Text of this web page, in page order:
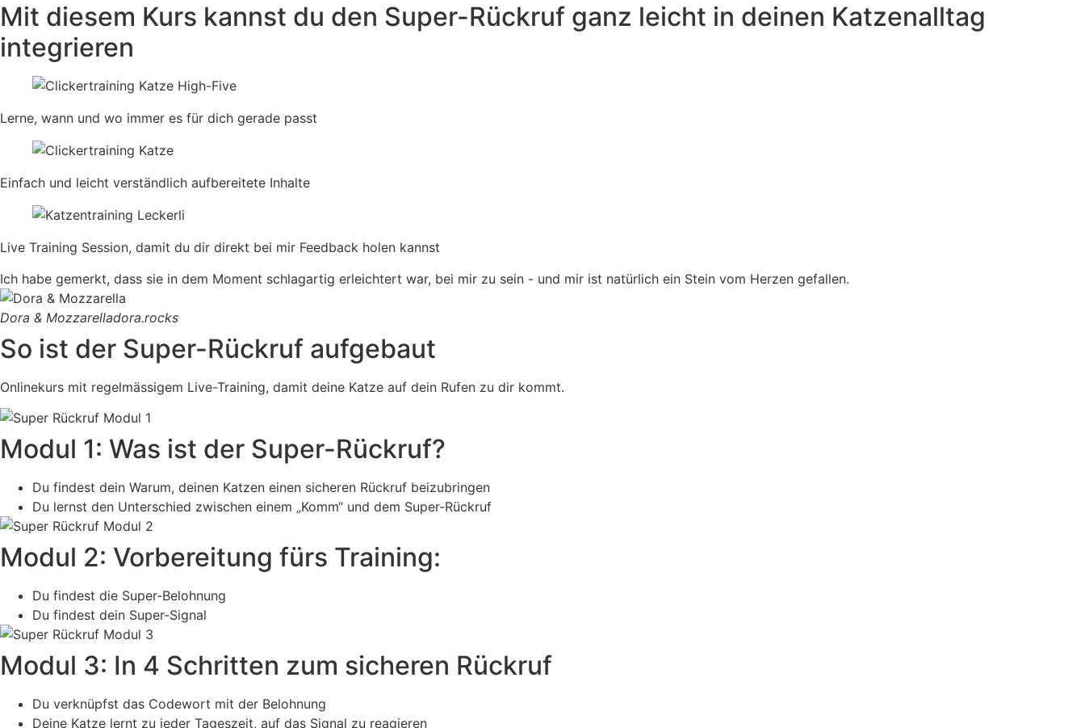
Mit diesem Kurs kannst du den Super-Rückruf ganz leicht in deinen Katzenalltag
integrieren
Lerne, wann und wo immer es für dich gerade passt
Einfach und leicht verständlich aufbereitete Inhalte
Live Training Session, damit du dir direkt bei mir Feedback holen kannst
Ich habe gemerkt, dass sie in dem Moment schlagartig erleichtert war, bei mir zu sein - und mir ist natürlich ein Stein vom Herzen gefallen.
Dora & Mozzarelladora.rocks
So ist der Super-Rückruf aufgebaut
Onlinekurs mit regelmässigem Live-Training, damit deine Katze auf dein Rufen zu dir kommt.
Modul 1: Was ist der Super-Rückruf?
Du findest dein Warum, deinen Katzen einen sicheren Rückruf beizubringen
Du lernst den Unterschied zwischen einem „Komm“ und dem Super-Rückruf
Modul 2: Vorbereitung fürs Training:
Du findest die Super-Belohnung
Du findest dein Super-Signal
Modul 3: In 4 Schritten zum sicheren Rückruf
Du verknüpfst das Codewort mit der Belohnung
Deine Katze lernt zu jeder Tageszeit, auf das Signal zu reagieren